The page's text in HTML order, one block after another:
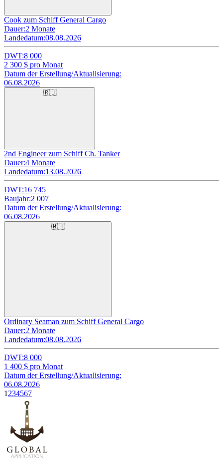
Cook zum Schiff General Cargo
Dauer:2 Monate
Landedatum:08.08.2026
DWT:8 000
2 300 $ pro Monat
Datum der Erstellung/Aktualisierung:
06.08.2026
🇷🇺
2nd Engineer zum Schiff Ch. Tanker
Dauer:4 Monate
Landedatum:13.08.2026
DWT:16 745
Baujahr:2 007
Datum der Erstellung/Aktualisierung:
06.08.2026
🇲🇭
Ordinary Seaman zum Schiff General Cargo
Dauer:2 Monate
Landedatum:08.08.2026
DWT:8 000
1 400 $ pro Monat
Datum der Erstellung/Aktualisierung:
06.08.2026
1 234567